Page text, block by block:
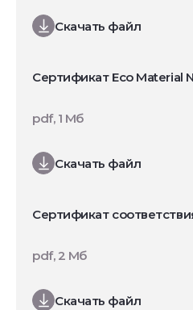
Скачать файл
Сертификат Eco Material
Скачать файл
pdf, 1 Мб
Сертификат
Скачать файл
pdf, 2 Мб